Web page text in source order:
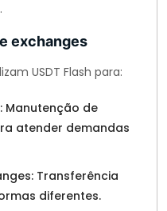
exchanges
USDT Flash para:
Manutenção de
atender demandas
Transferência
diferentes.